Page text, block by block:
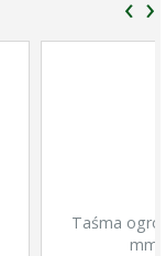
Taśma
mm,